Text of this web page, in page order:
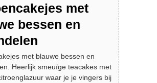
met
bessen en
met blauwe bessen en
Heerlijk smeuïge teacakes met
waar je je vingers bij